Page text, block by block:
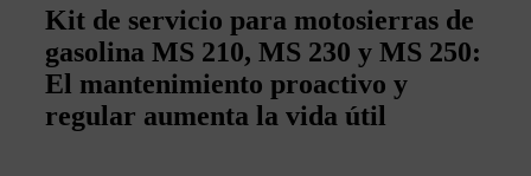
Kit de servicio para motosierras de
gasolina MS 210, MS 230 y MS 250:
El mantenimiento proactivo y
regular aumenta la vida útil